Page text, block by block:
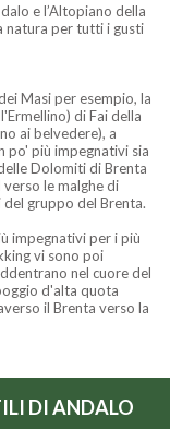
e l’Altopiano della
natura per tutti i gusti
Masi per esempio, la
di Fai della
ai belvedere), a
po' più impegnativi sia
Dolomiti di Brenta
le malghe di
gruppo del Brenta.
impegnativi per i più
vi sono poi
nel cuore del
d'alta quota
il Brenta verso la
DI ANDALO